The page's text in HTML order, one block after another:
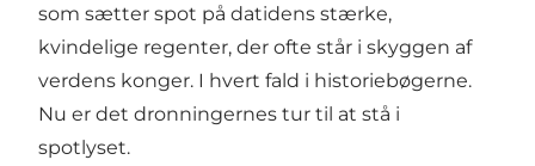
som sætter spot på datidens stærke,
kvindelige regenter, der ofte står i skyggen af
verdens konger. I hvert fald i historiebøgerne.
Nu er det dronningernes tur til at stå i
spotlyset.